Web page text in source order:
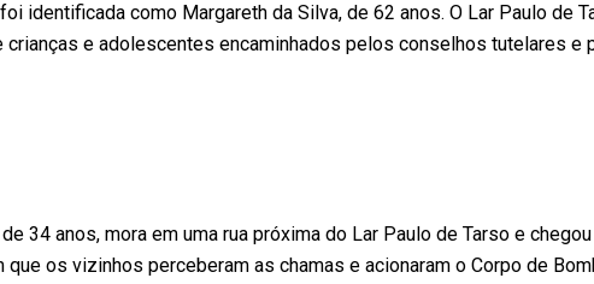
identificada como Margareth da Silva, de 62 anos. O Lar Paulo de
crianças e adolescentes encaminhados pelos conselhos tutelares e
34 anos, mora em uma rua próxima do Lar Paulo de Tarso e
que os vizinhos perceberam as chamas e acionaram o Corpo de